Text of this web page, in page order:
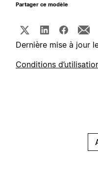
Partager ce modèle
Dernière mise à jour
Conditions